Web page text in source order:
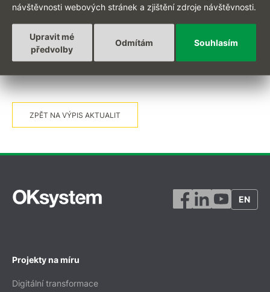
návštěvnosti webových stránek a zjištění zdroje návštěvnosti.
Souhlasím
Odmítám
Upravit mé
předvolby
ZPĚT NA VÝPIS AKTUALIT
EN
Projekty na míru
Digitální transformace